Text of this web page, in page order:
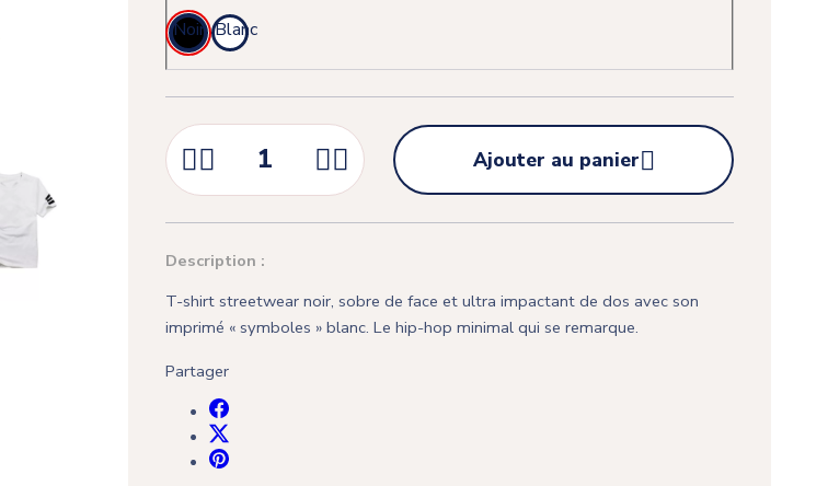
Noir Blanc
  
Ajouter au panier
Description :
T-shirt streetwear noir, sobre de face et ultra impactant de dos avec son
imprimé « symboles » blanc. Le hip-hop minimal qui se remarque.
Partager